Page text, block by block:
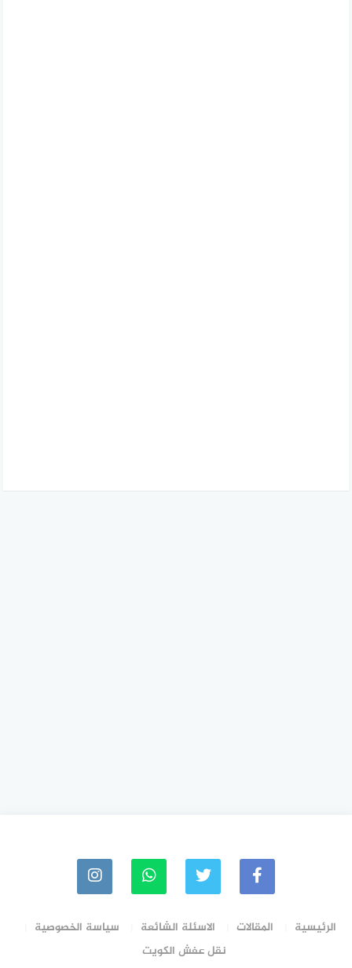
الرئيسية المقالات الاسئلة الشائعة
سياسة الخصوصية
نقل عفش الكويت